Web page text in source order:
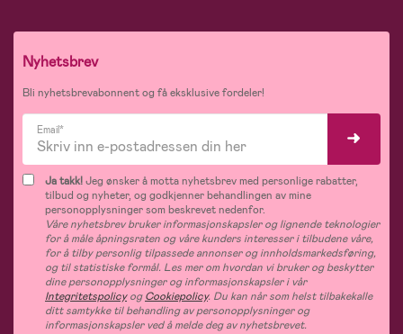
Nyhetsbrev
Bli nyhetsbrevabonnent og få eksklusive fordeler!
Email*
Ja takk!Jeg ønsker å motta nyhetsbrev med personlige rabatter,
tilbud og nyheter, og godkjenner behandlingen av mine
personopplysninger som beskrevet nedenfor.
Våre nyhetsbrev bruker informasjonskapsler og lignende teknologier
for å måle åpningsraten og våre kunders interesser i tilbudene våre,
for å tilby personlig tilpassede annonser og innholdsmarkedsføring,
og til statistiske formål. Les mer om hvordan vi bruker og beskytter
dine personopplysninger og informasjonskapsler i vår
IntegritetspolicyogCookiepolicy. Du kan når som helst tilbakekalle
ditt samtykke til behandling av personopplysninger og
informasjonskapsler ved å melde deg av nyhetsbrevet.